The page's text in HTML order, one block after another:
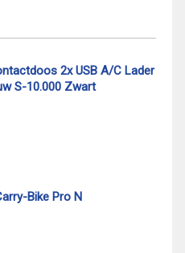
2x USB A/C Lader
S-10.000 Zwart
Bike Pro N